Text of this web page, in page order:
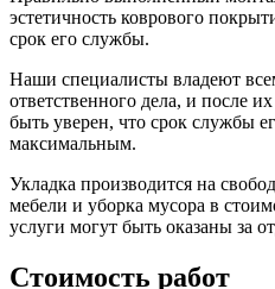
эстетичность коврового
срок его службы.
Наши специалисты владеют
ответственного дела, и после
быть уверен, что срок службы
максимальным.
Укладка производится на
мебели и уборка мусора в
услуги могут быть оказаны за
Стоимость работ